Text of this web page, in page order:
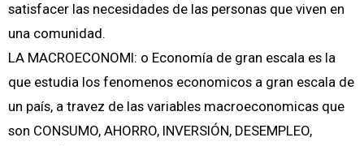
satisfacer las necesidades de las personas que viven en
una comunidad.
LA MACROECONOMI: o Economía de gran escala es la
que estudia los fenomenos economicos a gran escala de
un país, a travez de las variables macroeconomicas que
son CONSUMO, AHORRO, INVERSIÓN, DESEMPLEO,